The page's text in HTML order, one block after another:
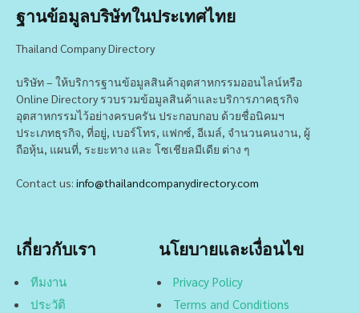
ฐานข้อมูลบริษัทในประเทศไทย
Thailand Company Directory
บริษัท – ให้บริการฐานข้อมูลสินค้าอุตสาหกรรมออนไลน์หรือ
Online Directory รวบรวมข้อมูลสินค้าและบริการภาคธุรกิจ
อุตสาหกรรมไว้อย่างครบครัน ประกอบกอบ ด้วยชื่อนิคมฯ
ประเภทธุรกิจ, ที่อยู่, เบอร์โทร, แฟกซ์, อีเมล์, จำนวนคนงาน, ผู้
ถือหุ้น, แผนที่, ระยะทาง และ โซเชียลมีเดีย ต่าง ๆ
Contact us: info@thailandcompanydirectory.com
เกี่ยวกับเรา
ทีมงาน
ประวัติ
นโยบายและเงื่อนไข
Privacy Policy
Terms and Conditions